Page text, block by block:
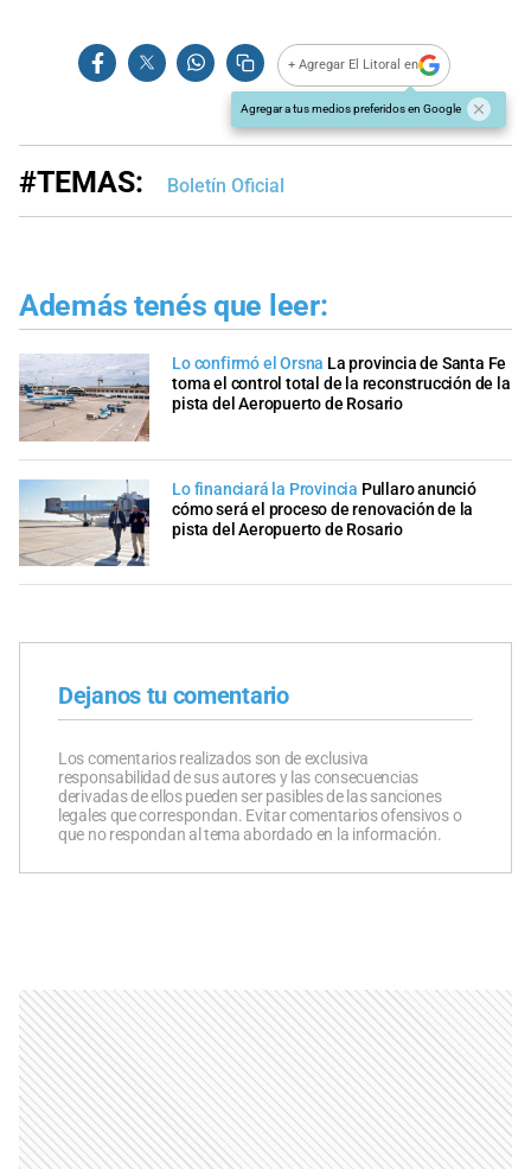
+ Agregar El Litoral en
Agregar a tus medios preferidos en Google
#TEMAS: Boletín Oficial
Además tenés que leer:
Lo confirmó el Orsna La provincia de Santa Fe
toma el control total de la reconstrucción de la
pista del Aeropuerto de Rosario
Lo financiará la Provincia Pullaro anunció
cómo será el proceso de renovación de la
pista del Aeropuerto de Rosario
Dejanos tu comentario
Los comentarios realizados son de exclusiva
responsabilidad de sus autores y las consecuencias
derivadas de ellos pueden ser pasibles de las sanciones
legales que correspondan. Evitar comentarios ofensivos o
que no respondan al tema abordado en la información.